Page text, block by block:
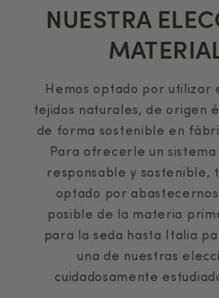
NUESTRA
Hemos optado por utilizar
tejidos naturales, de origen
de forma sostenible en
Para ofrecerle un
responsable y sostenible,
optado por
posible de la materia
para la seda hasta Italia
una de nuestras
cuidadosamente